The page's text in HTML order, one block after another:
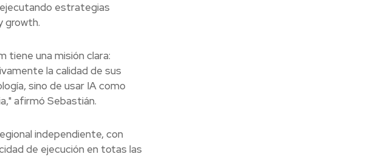
estrategias
growth.
tiene una misión clara:
la calidad de sus
sino de usar IA como
afirmó Sebastián.
independiente, con
de ejecución en totas las